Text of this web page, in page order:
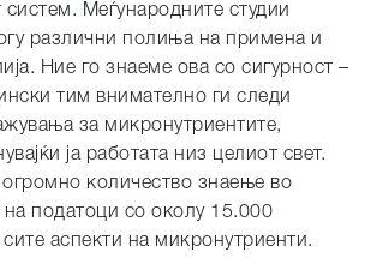
Меѓународните студии
различни полиња на примена и
Ние го знаеме ова со сигурност –
тим внимателно ги следи
за микронутриентите,
ја работата низ целиот свет.
количество знаење во
податоци со околу 15.000
аспекти на микронутриенти.